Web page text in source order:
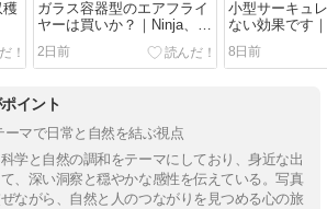
ガラス容器型のエアフライ
ヤーは買いか？｜Ninja、エ
ペイオスどっち？
2日前
小型サーキュ
ない効果です
FF-SQ862TC-
8日前
イント
ーマで日常と自然を結ぶ視点
学と自然の調和をテーマにしており、身近な出
、深い洞察と穏やかな感性を伝えている。写真
ながら、自然と人のつながりを見つめる心の旅